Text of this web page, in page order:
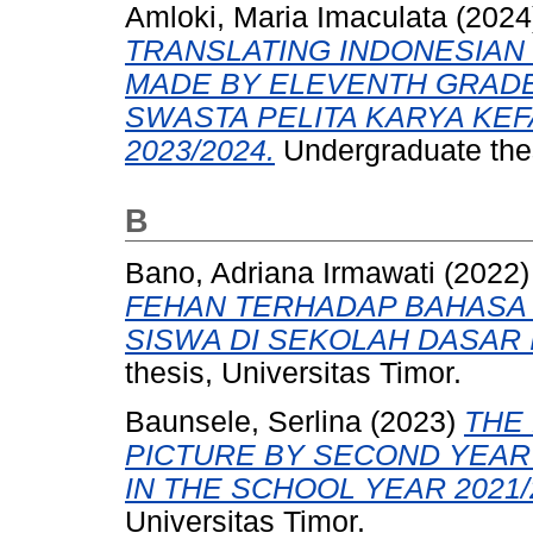
Amloki, Maria Imaculata
TRANSLATING
MADE BY ELEVENTH
SWASTA PELITA KARYA
2023/2024. Undergraduate
B
Bano, Adriana Irmawati
FEHAN TERHADAP
SISWA DI SEKOLAH
thesis, Universitas Timor.
Baunsele, Serlina (2023) THE
PICTURE BY SECOND
IN THE SCHOOL YEAR
Universitas Timor.